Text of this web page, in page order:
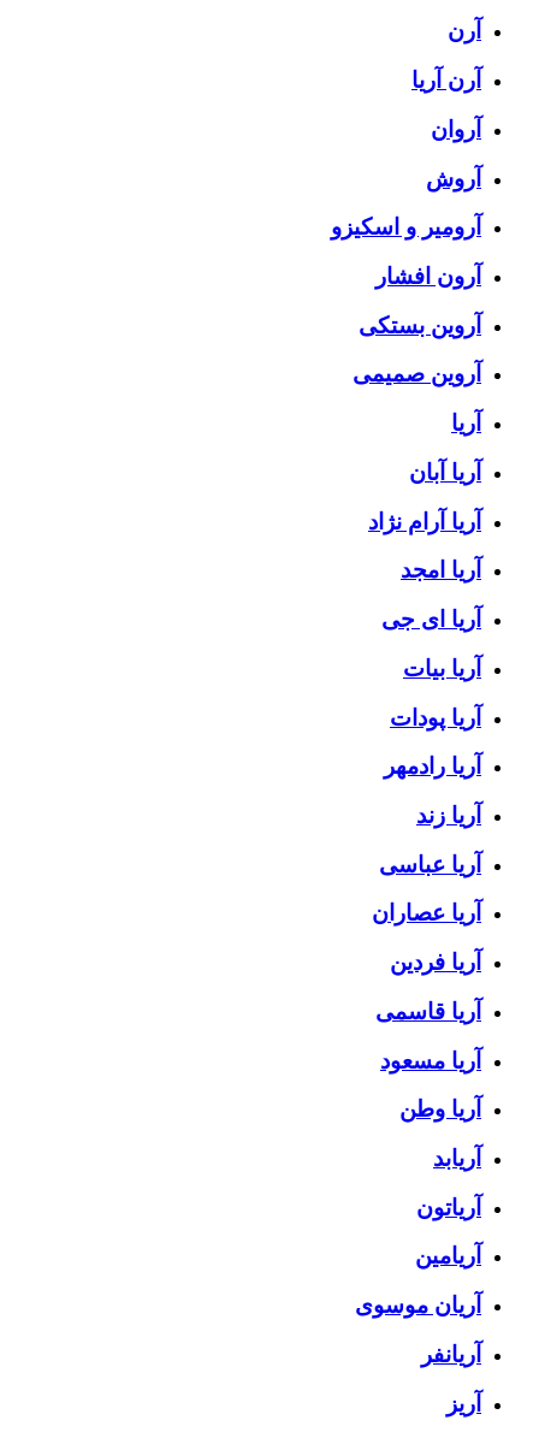
آرن
آرن آریا
آروان
آروش
آرومیر و اسکیزو
آرون افشار
آروین بستکی
آروین صمیمی
آریا
آریا آبان
آریا آرام نژاد
آریا امجد
آریا ای جی
آریا بیات
آریا پودات
آریا رادمهر
آریا زند
آریا عباسی
آریا عصاران
آریا فردین
آریا قاسمی
آریا مسعود
آریا وطن
آریابد
آریاتون
آریامین
آریان موسوی
آریانفر
آریز